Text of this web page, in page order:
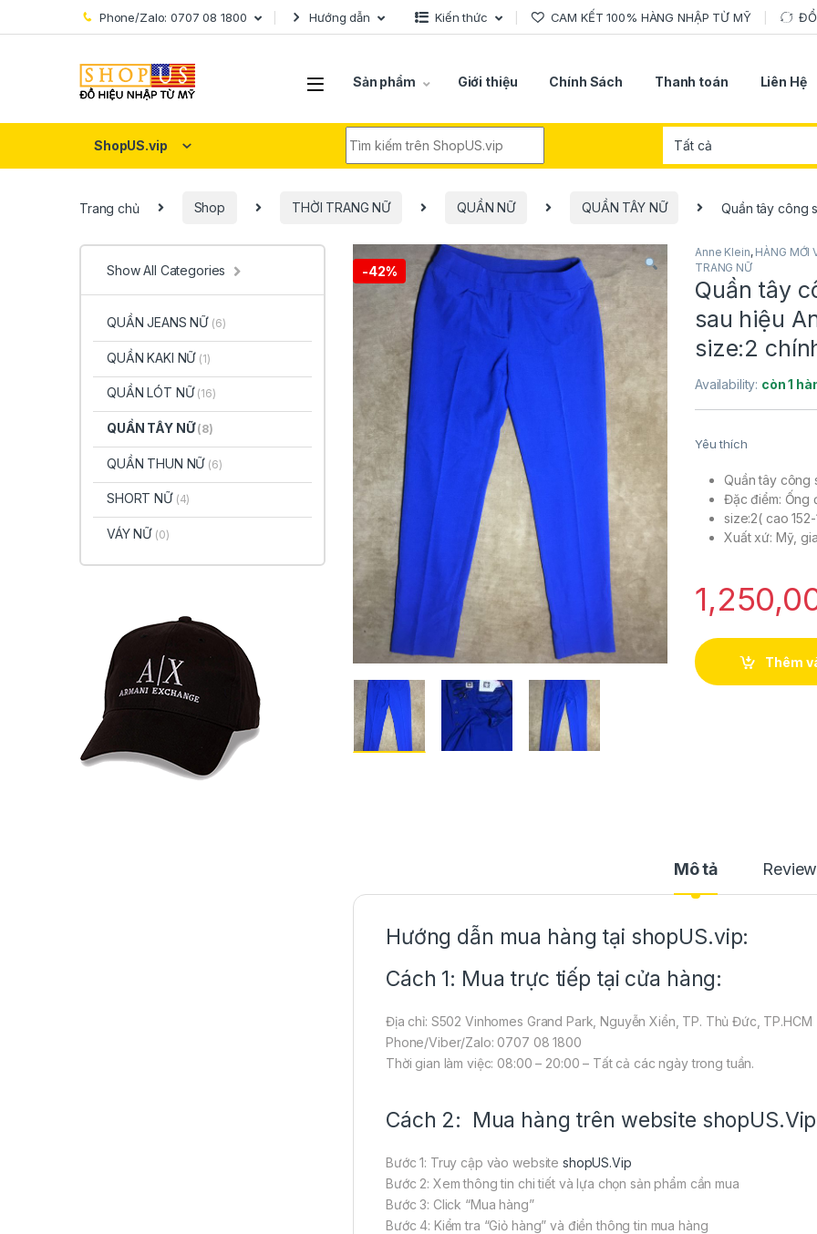
Skip to navigation
Skip to content Phone/Zalo: 0707 08 1800 Hướng dẫn Kiến thức CAM KẾT 100% HÀNG NHẬP TỪ MỸ
Sản phẩm Giới thiệu Chính Sách Thanh toán Liên Hệ
ShopUS.vip
Trang chủ Shop THỜI TRANG NỮ QUẦN NỮ QUẦN TÂY NỮ Quần tây công
-42%
Anne Klein, HÀNG MỚI
TRANG NỮ
Quần tây
sau hiệu
size:2
Availability: còn 1
Yêu thích
Quần tây công
Đặc điểm: Ống
size:2( cao
Xuất xứ: Mỹ,
Thêm
Mô tả
Hướng dẫn mua hàng tại shopUS.vip:
Cách 1: Mua trực tiếp tại cửa hàng:
Địa chỉ: S502 Vinhomes Grand Park, Nguyễn Xiển, TP. Thủ Đức, TP.HCM
Phone/Viber/Zalo: 0707 08 1800
Thời gian làm việc: 08:00 – 20:00 – Tất cả các ngày trong tuần.
Cách 2: Mua hàng trên website shopUS.Vip
Bước 1: Truy cập vào website shopUS.Vip
Bước 2: Xem thông tin chi tiết và lựa chọn sản phẩm cần mua
Bước 3: Click “Mua hàng”
Bước 4: Kiểm tra “Giỏ hàng” và điền thông tin mua hàng
Show All Categories
QUẦN JEANS NỮ (6)
QUẦN KAKI NỮ (1)
QUẦN LÓT NỮ (16)
QUẦN TÂY NỮ(8)
QUẦN THUN NỮ (6)
SHORT NỮ (4)
VÁY NỮ (0)